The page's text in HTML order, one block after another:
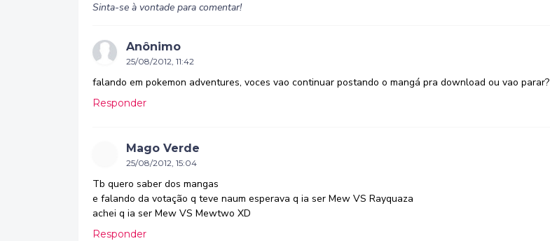
Sinta-se à vontade para comentar!
Anônimo
25/08/2012, 11:42
falando em pokemon adventures, voces vao continuar postando o mangá pra download ou vao parar?
Responder
Mago Verde
25/08/2012, 15:04
Tb quero saber dos mangas
e falando da votação q teve naum esperava q ia ser Mew VS Rayquaza
achei q ia ser Mew VS Mewtwo XD
Responder